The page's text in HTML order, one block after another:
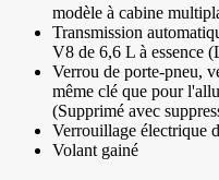
modèle à cabine
Transmission
V8 de 6,6 L à essence
Verrou de porte-pneu,
même clé que pour
(Supprimé avec
Verrouillage électrique
Volant gainé